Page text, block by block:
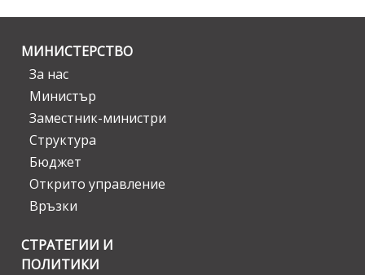
МИНИСТЕРСТВО
За нас
Министър
Заместник-министри
Структура
Бюджет
Открито управление
Връзки
СТРАТЕГИИ И
ПОЛИТИКИ